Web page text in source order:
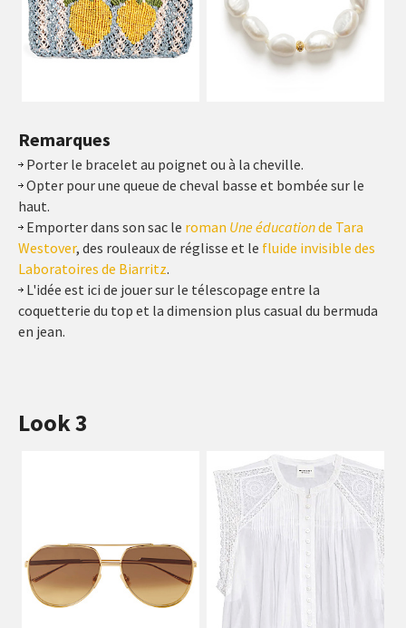
Remarques
Porter le bracelet au poignet ou à la cheville.
Opter pour une queue de cheval basse et bombée sur le
haut.
Emporter dans son sac le roman Une éducationde Tara
Westover, des rouleaux de réglisse et le fluide invisible des
Laboratoires de Biarritz.
L'idée est ici de jouer sur le télescopage entre la
coquetterie du top et la dimension plus casual du bermuda
en jean.
Look 3